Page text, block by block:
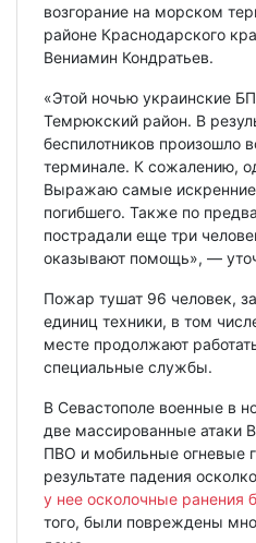
возгорание на морском
районе Краснодарского
Вениамин Кондратьев.
«Этой ночью украинские
Темрюкский район. В
беспилотников произошло
терминале. К сожалению,
Выражаю самые искренние
погибшего. Также по
пострадали еще три
оказывают помощь», —
Пожар тушат 96 человек,
единиц техники, в том
месте продолжают
специальные службы.
В Севастополе военные в
две массированные атаки
ПВО и мобильные огневые
результате падения
у нее осколочные ранения
того, были повреждены